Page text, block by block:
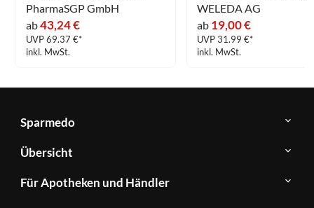
PharmaSGP GmbH
ab43,24 €
UVP 69.37 €*
inkl. MwSt.
WELEDA AG
ab 19,00 €
UVP 31.99 €*
inkl. MwSt.
Sparmedo
Über
Sparmedo
FAQ
Übersicht
Herstellerverzeichnis
Für Apotheken und Händler